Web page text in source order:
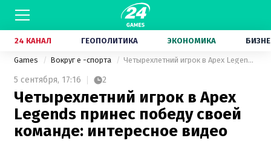
24 КАНАЛ ГЕОПОЛИТИКА ЭКОНОМИКА
Games Вокруг е -спорта Четырехлетний игрок в Apex Legends принес победу своей команде: интересное видео
5 сентября, 17:16 2
Четырехлетний игрок в Apex
Legends принес победу своей
команде: интересное видео